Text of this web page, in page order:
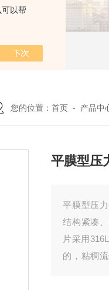
以帮
隔膜式压力变送器
您的位置： 首页 - 产品中
平膜型压
平膜型压
结构紧凑
片采用
的，粘稠